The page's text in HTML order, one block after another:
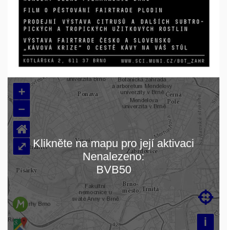
Načítám mapu…
+
–
i

⌂
⤢ Klikněte na mapu pro její aktivaci
Nenalezeno:
BVB50